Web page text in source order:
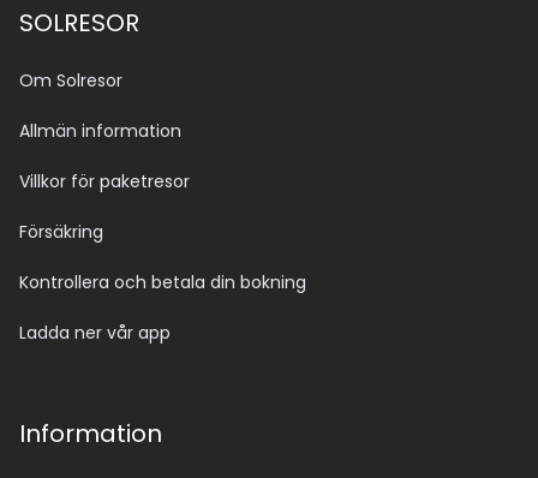
SOLRESOR
Om Solresor
Allmän information
Villkor för paketresor
Försäkring
Kontrollera och betala din bokning
Ladda ner vår app
Information